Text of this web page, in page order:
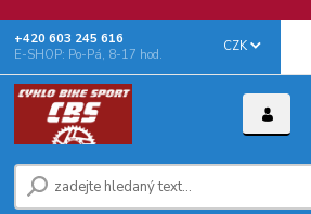
CZK
+‭420 603 245 616‬
E-SHOP: Po-Pá, 8-17 hod.